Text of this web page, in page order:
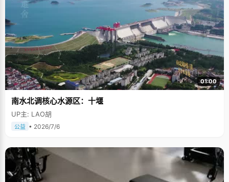
01:00
南水北调核心水源区：十堰
UP主: LAO胡
公益 • 2026/7/6